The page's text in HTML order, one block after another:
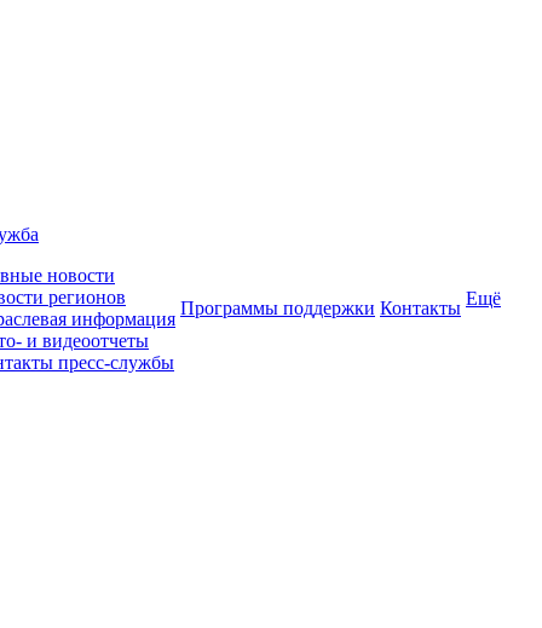
новости
регионов
информация
и видеоотчеты
пресс-службы
Программы поддержки Контакты Ещё